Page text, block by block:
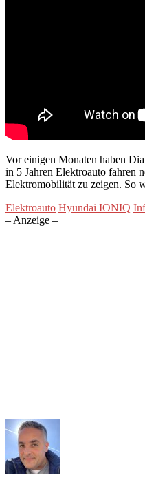
Vor einigen Monaten haben
in 5 Jahren Elektroauto fahren
Elektromobilität zu zeigen. So
Elektroauto Hyundai IONIQ
– Anzeige –